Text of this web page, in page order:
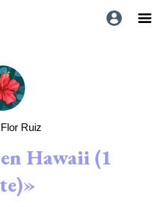
Ruiz
Hawaii (1